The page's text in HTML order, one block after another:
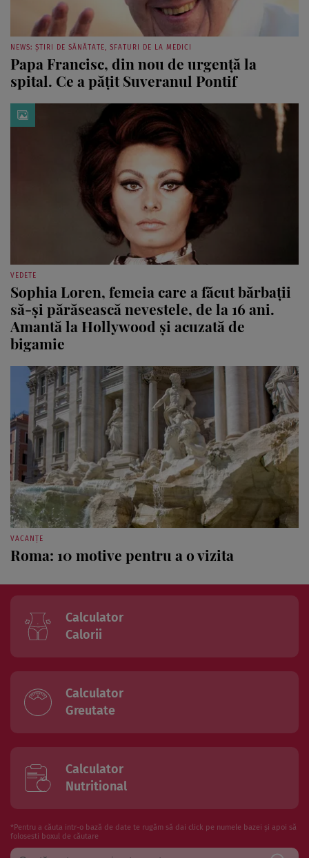
NEWS: ȘTIRI DE SĂNĂTATE, SFATURI DE LA MEDICI
Papa Francisc, din nou de urgență la
spital. Ce a pățit Suveranul Pontif
VEDETE
Sophia Loren, femeia care a făcut bărbații
să-și părăsească nevestele, de la 16 ani.
Amantă la Hollywood și acuzată de
bigamie
VACANȚE
Roma: 10 motive pentru a o vizita
Calculator
Calorii
Calculator
Greutate
Calculator
Nutritional
*Pentru a căuta intr-o bază de date te rugăm să dai click pe numele bazei și apoi să
folosesti boxul de căutare